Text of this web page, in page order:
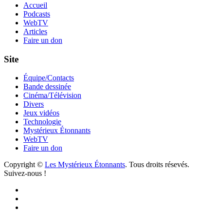
Accueil
Podcasts
WebTV
Articles
Faire un don
Site
Équipe/Contacts
Bande dessinée
Cinéma/Télévision
Divers
Jeux vidéos
Technologie
Mystérieux Étonnants
WebTV
Faire un don
Copyright © Les Mystérieux Étonnants. Tous droits résevés.
Suivez-nous !